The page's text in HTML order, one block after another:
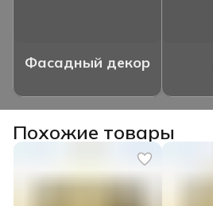
Фасадный декор
Похожие товары